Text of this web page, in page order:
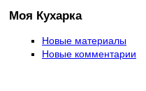
Моя Кухарка
Новые материалы
Новые комментарии